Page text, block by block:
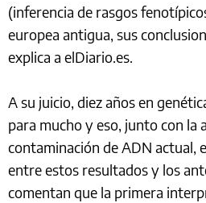
(inferencia de rasgos
europea antigua, sus
explica a elDiario.es.
A su juicio, diez años en
para mucho y eso, junto con la
contaminación de ADN actual,
entre estos resultados y los
comentan que la primera